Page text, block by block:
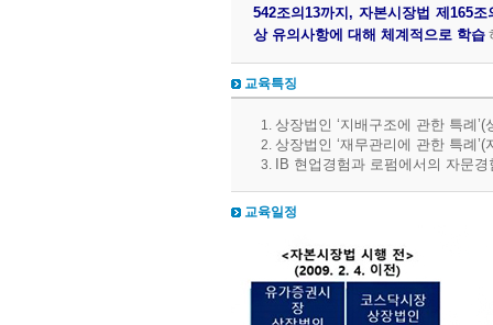
542조의13까지, 자본시장법 제165
상 유의사항에 대해 체계적으로 학습
교육특징
상장법인 ‘지배구조에 관한 특례
상장법인 ‘재무관리에 관한 특례
IB 현업경험과 로펌에서의 자문
교육일정